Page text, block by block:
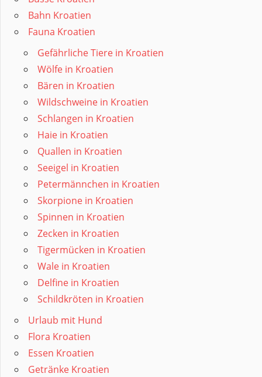
Bahn Kroatien
Fauna Kroatien
Gefährliche Tiere in Kroatien
Wölfe in Kroatien
Bären in Kroatien
Wildschweine in Kroatien
Schlangen in Kroatien
Haie in Kroatien
Quallen in Kroatien
Seeigel in Kroatien
Petermännchen in Kroatien
Skorpione in Kroatien
Spinnen in Kroatien
Zecken in Kroatien
Tigermücken in Kroatien
Wale in Kroatien
Delfine in Kroatien
Schildkröten in Kroatien
Urlaub mit Hund
Flora Kroatien
Essen Kroatien
Getränke Kroatien